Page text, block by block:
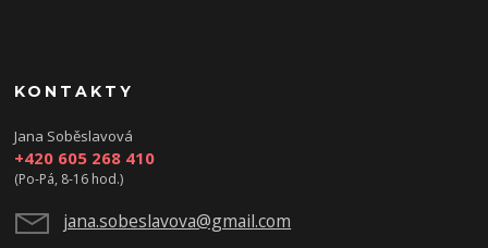
KONTAKTY
Jana Soběslavová
+420 605 268 410
(Po-Pá, 8-16 hod.)
jana.sobeslavova@gmail.com